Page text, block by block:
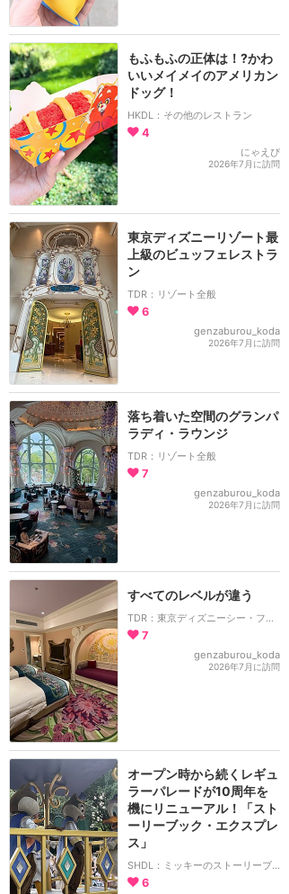
もふもふの正体は！?かわ
いいメイメイのアメリカン
ドッグ！
HKDL：その他のレストラン
4
にゃえぴ
2026年7月に訪問
東京ディズニーリゾート最
上級のビュッフェレストラ
ン
TDR：リゾート全般
6
genzaburou_koda
2026年7月に訪問
落ち着いた空間のグランパ
ラディ・ラウンジ
TDR：リゾート全般
7
genzaburou_koda
2026年7月に訪問
すべてのレベルが違う
TDR：東京ディズニーシー・ファンタジースプリングスホテル
7
genzaburou_koda
2026年7月に訪問
オープン時から続くレギュ
ラーパレードが10周年を
機にリニューアル！「スト
ーリーブック・エクスプレ
ス」
SHDL：ミッキーのストーリーブック・エクスプレス
6